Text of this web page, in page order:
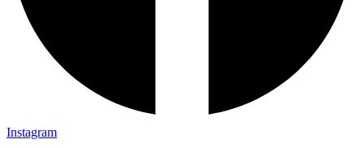
Instagram